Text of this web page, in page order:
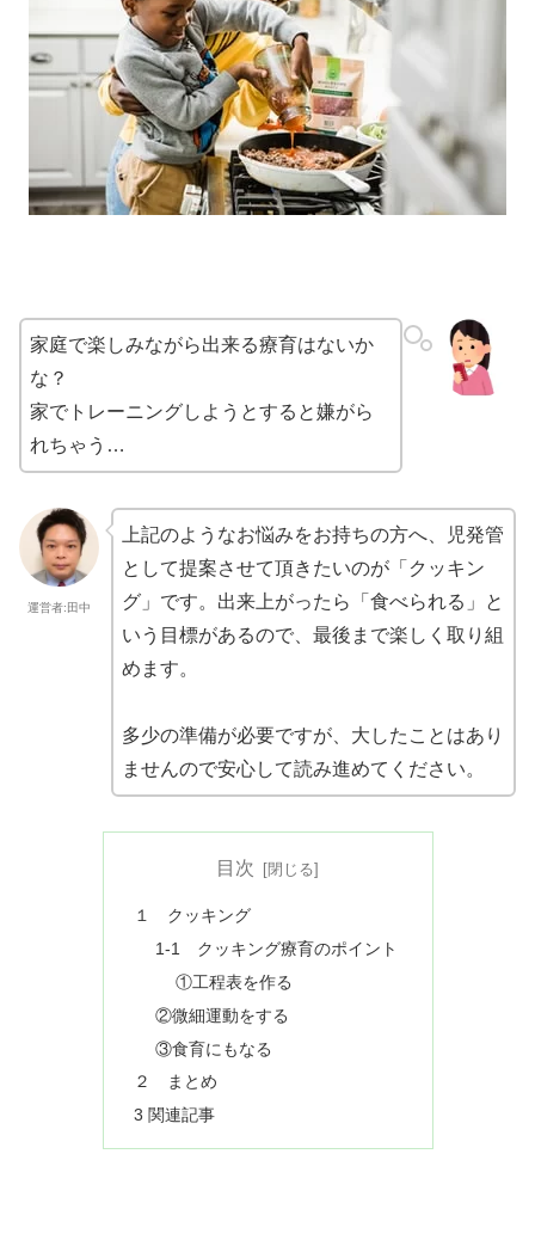
家庭で楽しみながら出来る療育はないか
な？
家でトレーニングしようとすると嫌がら
れちゃう…
運営者:田中
上記のようなお悩みをお持ちの方へ、児発管
として提案させて頂きたいのが「クッキン
グ」です。出来上がったら「食べられる」と
いう目標があるので、最後まで楽しく取り組
めます。
多少の準備が必要ですが、大したことはあり
ませんので安心して読み進めてください。
目次
１ クッキング
1-1 クッキング療育のポイント
①工程表を作る
②微細運動をする
③食育にもなる
２ まとめ
3 関連記事